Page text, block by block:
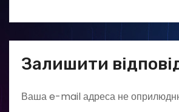
Залишити
Ваша e-mail адреса не